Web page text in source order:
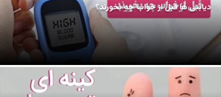
دیابتی ها قبل از خواب چه بخورند؟